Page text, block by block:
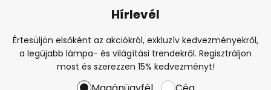
Hírlevél
Értesüljön elsőként az akciókról, exkluzív kedvezményekről,
a legújabb lámpa- és világítási trendekről. Regisztráljon
most és szerezzen 15% kedvezményt!